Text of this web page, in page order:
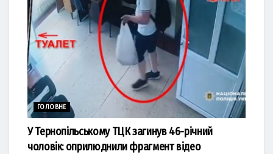
ГОЛОВНЕ
У Тернопільському ТЦК загинув 46-річний
чоловік: оприлюднили фрагмент відео